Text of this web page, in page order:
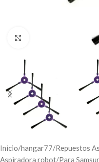
Inicio/hangar77/Repuestos
Aspiradora robot/Para